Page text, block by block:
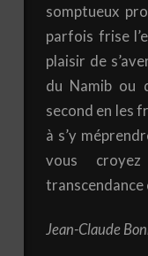
somptueux
parfois frise
plaisir de
du Namib ou
second en les
à s’y
vous
transcendance
Jean-Claude